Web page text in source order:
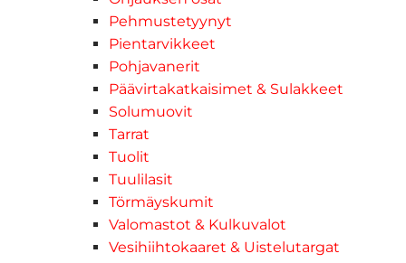
Pehmustetyynyt
Pientarvikkeet
Pohjavanerit
Päävirtakatkaisimet & Sulakkeet
Solumuovit
Tarrat
Tuolit
Tuulilasit
Törmäyskumit
Valomastot & Kulkuvalot
Vesihiihtokaaret & Uistelutargat